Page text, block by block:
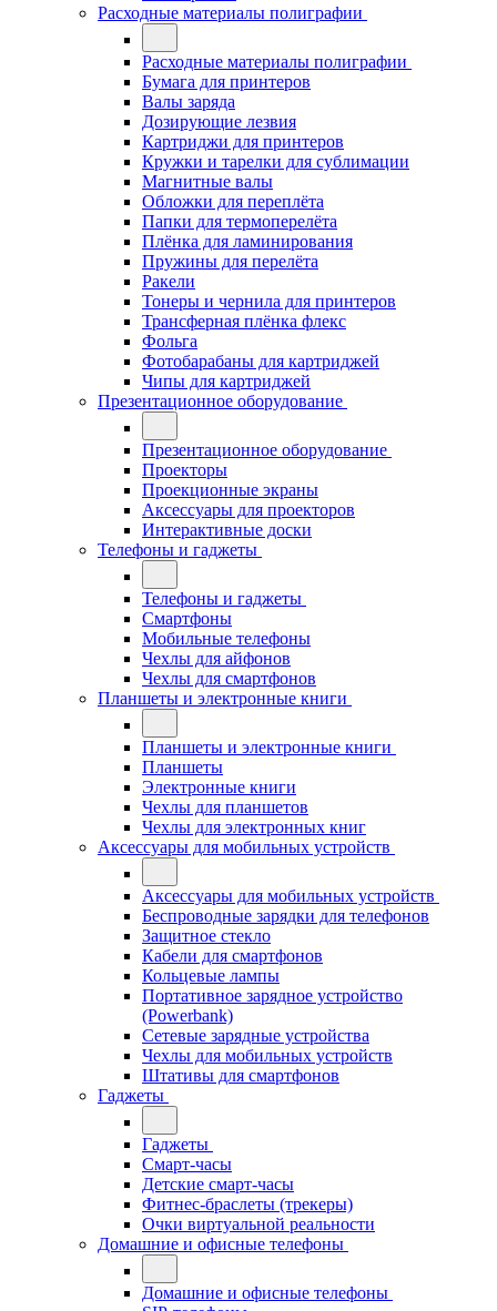
Расходные материалы полиграфии
Расходные материалы полиграфии
Бумага для принтеров
Валы заряда
Дозирующие лезвия
Картриджи для принтеров
Кружки и тарелки для сублимации
Магнитные валы
Обложки для переплёта
Папки для термоперелёта
Плёнка для ламинирования
Пружины для перелёта
Ракели
Тонеры и чернила для принтеров
Трансферная плёнка флекс
Фольга
Фотобарабаны для картриджей
Чипы для картриджей
Презентационное оборудование
Презентационное оборудование
Проекторы
Проекционные экраны
Аксессуары для проекторов
Интерактивные доски
Телефоны и гаджеты
Телефоны и гаджеты
Смартфоны
Мобильные телефоны
Чехлы для айфонов
Чехлы для смартфонов
Планшеты и электронные книги
Планшеты и электронные книги
Планшеты
Электронные книги
Чехлы для планшетов
Чехлы для электронных книг
Аксессуары для мобильных устройств
Аксессуары для мобильных устройств
Беспроводные зарядки для телефонов
Защитное стекло
Кабели для смартфонов
Кольцевые лампы
Портативное зарядное устройство
(Powerbank)
Сетевые зарядные устройства
Чехлы для мобильных устройств
Штативы для смартфонов
Гаджеты
Гаджеты
Смарт-часы
Детские смарт-часы
Фитнес-браслеты (трекеры)
Очки виртуальной реальности
Домашние и офисные телефоны
Домашние и офисные телефоны